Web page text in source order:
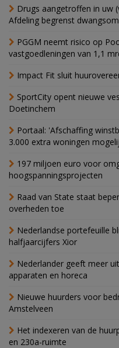
Drugs aangetroffen in uw
Afdeling begrenst
PGGM neemt risico op
vastgoedleningen van 1,1
Impact Fit sluit
SportCity opent nieuwe
Doetinchem
Portaal: 'Afschaffing
3.000 extra woningen
197 miljoen euro voor
hoogspanningsprojecten
Raad van State staat
overheden toe
Nederlandse portefeuille
halfjaarcijfers Xior
Nederlander geeft meer
apparaten en horeca
Nieuwe huurders voor
Amstelveen
Het indexeren van de
en 230a-ruimte